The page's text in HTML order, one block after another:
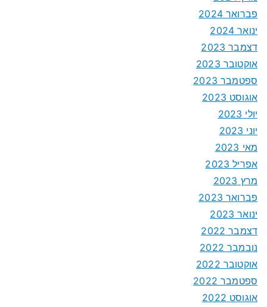
פברואר 2024
ינואר 2024
דצמבר 2023
אוקטובר 2023
ספטמבר 2023
אוגוסט 2023
יולי 2023
יוני 2023
מאי 2023
אפריל 2023
מרץ 2023
פברואר 2023
ינואר 2023
דצמבר 2022
נובמבר 2022
אוקטובר 2022
ספטמבר 2022
אוגוסט 2022